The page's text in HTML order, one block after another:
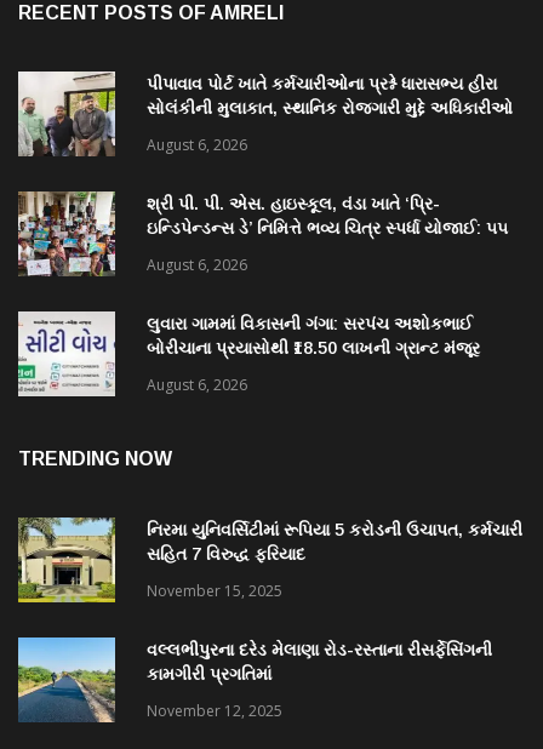
RECENT POSTS OF AMRELI
પીપાવાવ પોર્ટ ખાતે કર્મચારીઓના પ્રશ્ને ધારાસભ્ય હીરા
સોલંકીની મુલાકાત, સ્થાનિક રોજગારી મુદ્દે અધિકારીઓ
August 6, 2026
શ્રી પી. પી. એસ. હાઇસ્કૂલ, વંડા ખાતે ‘પ્રિ-
ઇન્ડિપેન્ડન્સ ડે’ નિમિત્તે ભવ્ય ચિત્ર સ્પર્ધા યોજાઈ: ૫૫
August 6, 2026
લુવારા ગામમાં વિકાસની ગંગા: સરપંચ અશોકભાઈ
બોરીચાના પ્રયાસોથી ₹18.50 લાખની ગ્રાન્ટ મંજૂર
August 6, 2026
TRENDING NOW
નિરમા યુનિવર્સિટીમાં રૂપિયા 5 કરોડની ઉચાપત, કર્મચારી
સહિત 7 વિરુદ્ધ ફરિયાદ
November 15, 2025
વલ્લભીપુરના દરેડ મેલાણા રોડ-રસ્તાના રીસર્ફેસિંગની
કામગીરી પ્રગતિમાં
November 12, 2025